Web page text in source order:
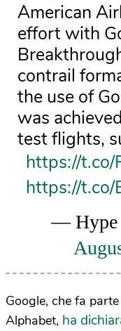
American
effort with
contrail
the use of
was
test flights,
https://t.co/
https://t.co/
— Hype
Google, che fa
Alphabet, ha